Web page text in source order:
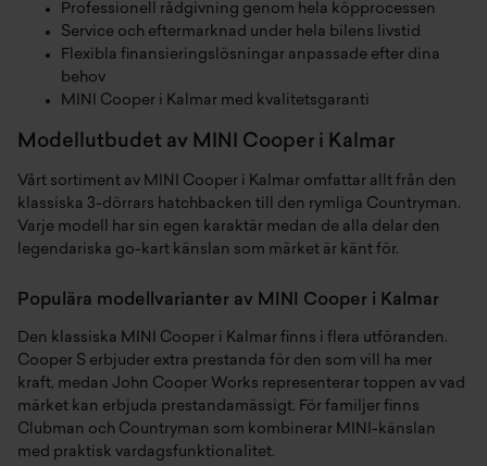
Professionell rådgivning genom hela köpprocessen
Service och eftermarknad under hela bilens livstid
Flexibla finansieringslösningar anpassade efter dina
behov
MINI Cooper i Kalmar med kvalitetsgaranti
Modellutbudet av MINI Cooper i Kalmar
Vårt sortiment av MINI Cooper i Kalmar omfattar allt från den
klassiska 3-dörrars hatchbacken till den rymliga Countryman.
Varje modell har sin egen karaktär medan de alla delar den
legendariska go-kart känslan som märket är känt för.
Populära modellvarianter av MINI Cooper i Kalmar
Den klassiska MINI Cooper i Kalmar finns i flera utföranden.
Cooper S erbjuder extra prestanda för den som vill ha mer
kraft, medan John Cooper Works representerar toppen av vad
märket kan erbjuda prestandamässigt. För familjer finns
Clubman och Countryman som kombinerar MINI-känslan
med praktisk vardagsfunktionalitet.